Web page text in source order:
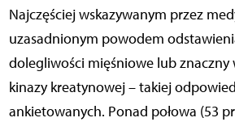
Najczęściej wskazywanym przez
uzasadnionym powodem
dolegliwości mięśniowe lub znaczny
kinazy kreatynowej – takiej
ankietowanych. Ponad połowa (53